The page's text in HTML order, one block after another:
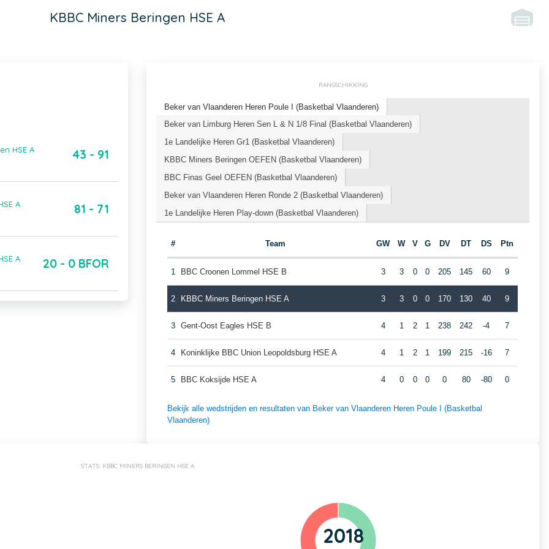
KBBC Miners Beringen HSE A
HSE A 43 - 91
A 81 - 71
A 20 - 0 BFOR
RANGSCHIKKING
Beker van Vlaanderen Heren Poule I (Basketbal Vlaanderen)
Beker van Limburg Heren Sen L & N 1/8 Final (Basketbal Vlaanderen)
1e Landelijke Heren Gr1 (Basketbal Vlaanderen)
KBBC Miners Beringen OEFEN (Basketbal Vlaanderen)
BBC Finas Geel OEFEN (Basketbal Vlaanderen)
Beker van Vlaanderen Heren Ronde 2 (Basketbal Vlaanderen)
1e Landelijke Heren Play-down (Basketbal Vlaanderen)
# Team GW W V G DV DT DS Ptn
1 BBC Croonen Lommel HSE B 3 3 0 0 205 145 60 9
2 KBBC Miners Beringen HSE A 3 3 0 0 170 130 40 9
3 Gent-Oost Eagles HSE B 4 1 2 1 238 242 -4 7
4 Koninklijke BBC Union Leopoldsburg HSE A 4 1 2 1 199 215 -16 7
5 BBC Koksijde HSE A 4 0 0 0 0 80 -80 0
Bekijk alle wedstrijden en resultaten van Beker van Vlaanderen Heren Poule I (Basketbal
Vlaanderen)
STATS: KBBC MINERS BERINGEN HSE A
2018